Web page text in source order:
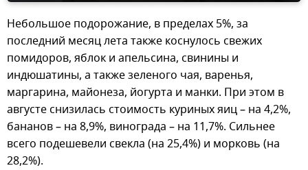
Небольшое подорожание, в пределах 5%, за
последний месяц лета также коснулось свежих
помидоров, яблок и апельсина, свинины и
индюшатины, а также зеленого чая, варенья,
маргарина, майонеза, йогурта и манки. При этом в
августе снизилась стоимость куриных яиц – на 4,2%,
бананов – на 8,9%, винограда – на 11,7%. Сильнее
всего подешевели свекла (на 25,4%) и морковь (на
28,2%).